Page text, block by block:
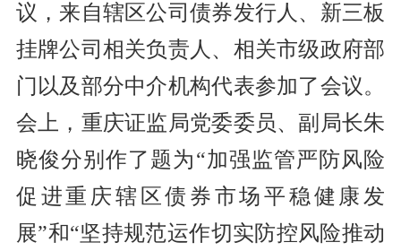
议，来自辖区公司债券发行人、新三板
挂牌公司相关负责人、相关市级政府部
门以及部分中介机构代表参加了会议。
会上，重庆证监局党委委员、副局长朱
晓俊分别作了题为“加强监管严防风险
促进重庆辖区债券市场平稳健康发
展”和“坚持规范运作切实防控风险推动